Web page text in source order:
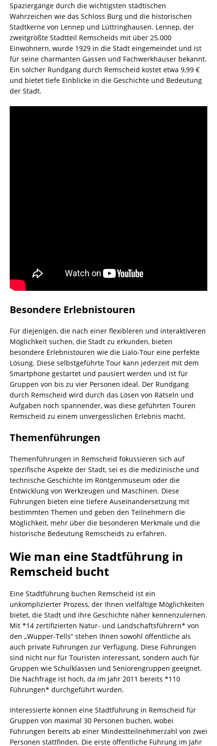
Spaziergänge durch die wichtigsten städtischen
Wahrzeichen wie das Schloss Burg und die historischen
Stadtkerne von Lennep und Lüttringhausen. Lennep, der
zweitgrößte Stadtteil Remscheids mit über 25.000
Einwohnern, wurde 1929 in die Stadt eingemeindet und ist
für seine charmanten Gassen und Fachwerkhäuser bekannt.
Ein solcher Rundgang durch Remscheid kostet etwa 9,99 €
und bietet tiefe Einblicke in die Geschichte und Bedeutung
der Stadt.
Besondere Erlebnistouren
Für diejenigen, die nach einer flexibleren und interaktiveren
Möglichkeit suchen, die Stadt zu erkunden, bieten
besondere Erlebnistouren wie die Lialo-Tour eine perfekte
Lösung. Diese selbstgeführte Tour kann jederzeit mit dem
Smartphone gestartet und pausiert werden und ist für
Gruppen von bis zu vier Personen ideal. Der Rundgang
durch Remscheid wird durch das Lösen von Rätseln und
Aufgaben noch spannender, was diese geführten Touren
Remscheid zu einem unvergesslichen Erlebnis macht.
Themenführungen
Themenführungen in Remscheid fokussieren sich auf
spezifische Aspekte der Stadt, sei es die medizinische und
technische Geschichte im Röntgenmuseum oder die
Entwicklung von Werkzeugen und Maschinen. Diese
Führungen bieten eine tiefere Auseinandersetzung mit
bestimmten Themen und geben den Teilnehmern die
Möglichkeit, mehr über die besonderen Merkmale und die
historische Bedeutung Remscheids zu erfahren.
Wie man eine Stadtführung in
Remscheid bucht
Eine Stadtführung buchen Remscheid ist ein
unkomplizierter Prozess, der Ihnen vielfältige Möglichkeiten
bietet, die Stadt und ihre Geschichte näher kennenzulernen.
Mit *14 zertifizierten Natur- und Landschaftsführern* von
den „Wupper-Tells“ stehen Ihnen sowohl öffentliche als
auch private Führungen zur Verfügung. Diese Führungen
sind nicht nur für Touristen interessant, sondern auch für
Gruppen wie Schulklassen und Seniorengruppen geeignet.
Die Nachfrage ist hoch, da im Jahr 2011 bereits *110
Führungen* durchgeführt wurden.
Interessierte können eine Stadtführung in Remscheid für
Gruppen von maximal 30 Personen buchen, wobei
Führungen bereits ab einer Mindestteilnehmerzahl von zwei
Personen stattfinden. Die erste öffentliche Führung im Jahr